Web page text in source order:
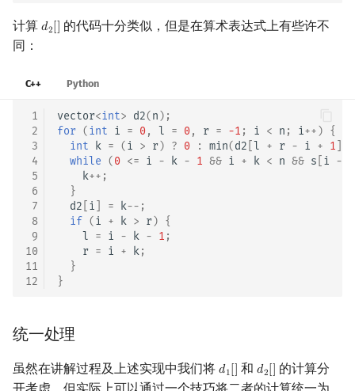
计算 𝑑2[]
d2[ 的代码十分类似，但是在算术表达式上有些许不
同：
C++ Python
1
2
3
4
5
6
7
8
9
10
11
12
vector<int> d2(n);
for (int i = 0, l = 0, r = -1 ; i < n ; i++) {
int
k = (i > r) ? 0 : min(d2 l + r - i + 1
while (0 <= i - k - 1 && i + k < n && s i -
k++ ;
}
d2 i = k-- ;
if (i + k > r) {
l = i - k - 1 ;
r = i + k;
}
}
统一处理
虽然在讲解过程及上述实现中我们将 𝑑1[]
d1[ 和𝑑2[]
d2[ 的计算分